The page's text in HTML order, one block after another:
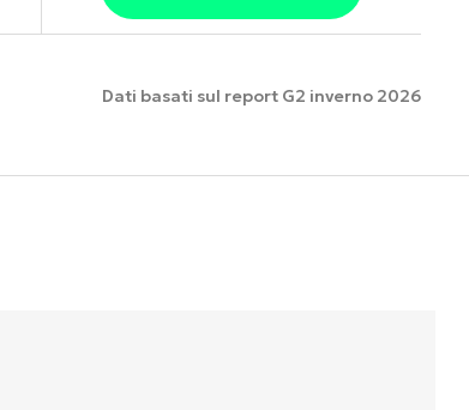
Dati basati sul report G2 inverno 2026